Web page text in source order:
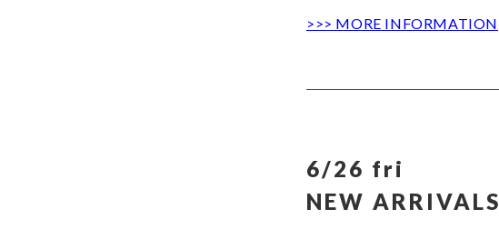
>>> MORE INFORMATION
6/26 fri
NEW ARRIVALS